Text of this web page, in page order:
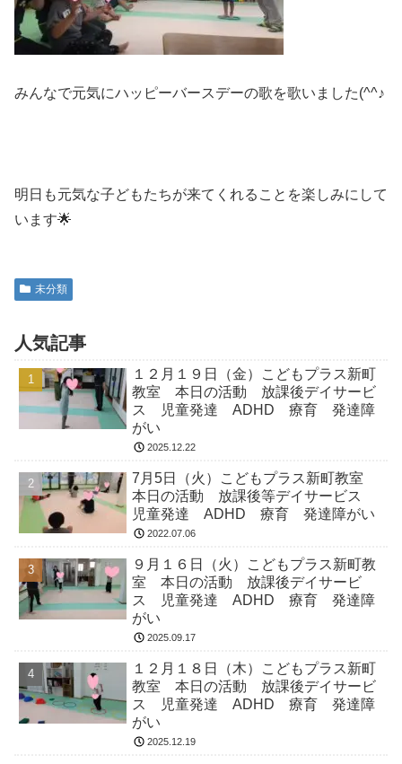
みんなで元気にハッピーバースデーの歌を歌いました(^^♪
明日も元気な子どもたちが来てくれることを楽しみにして
います🌟
未分類
人気記事
１２月１９日（金）こどもプラス新町
教室 本日の活動 放課後デイサービ
ス 児童発達 ADHD 療育 発達障
がい
2025.12.22
7月5日（火）こどもプラス新町教室
本日の活動 放課後等デイサービス
児童発達 ADHD 療育 発達障がい
2022.07.06
９月１６日（火）こどもプラス新町教
室 本日の活動 放課後デイサービ
ス 児童発達 ADHD 療育 発達障
がい
2025.09.17
１２月１８日（木）こどもプラス新町
教室 本日の活動 放課後デイサービ
ス 児童発達 ADHD 療育 発達障
がい
2025.12.19